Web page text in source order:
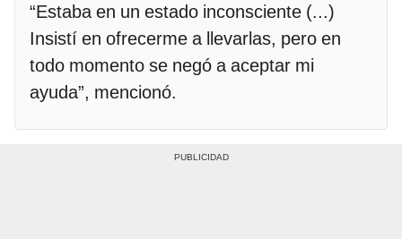
“Estaba en un estado inconsciente (...)
Insistí en ofrecerme a llevarlas, pero en
todo momento se negó a aceptar mi
ayuda”, mencionó.